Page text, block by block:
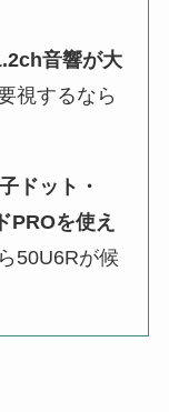
音響が大
視するなら
ドット・
PROを使え
50U6Rが候